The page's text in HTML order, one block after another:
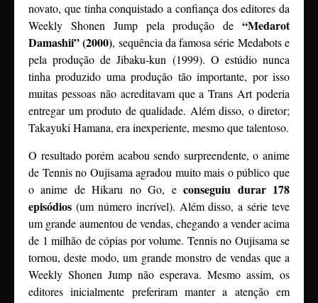
novato, que tinha conquistado a confiança dos editores da
Weekly Shonen Jump pela produção de “Medarot
Damashii” (2000), sequência da famosa série Medabots e
pela produção de Jibaku-kun (1999). O estúdio nunca
tinha produzido uma produção tão importante, por isso
muitas pessoas não acreditavam que a Trans Art poderia
entregar um produto de qualidade. Além disso, o diretor;
Takayuki Hamana, era inexperiente, mesmo que talentoso.
O resultado porém acabou sendo surpreendente, o anime
de Tennis no Oujisama agradou muito mais o público que
o anime de Hikaru no Go, econseguiu durar 178
episódios (um número incrível). Além disso, a série teve
um grande aumentou de vendas, chegando a vender acima
de 1 milhão de cópias por volume. Tennis no Oujisama se
tornou, deste modo, um grande monstro de vendas que a
Weekly Shonen Jump não esperava. Mesmo assim, os
editores inicialmente preferiram manter a atenção em